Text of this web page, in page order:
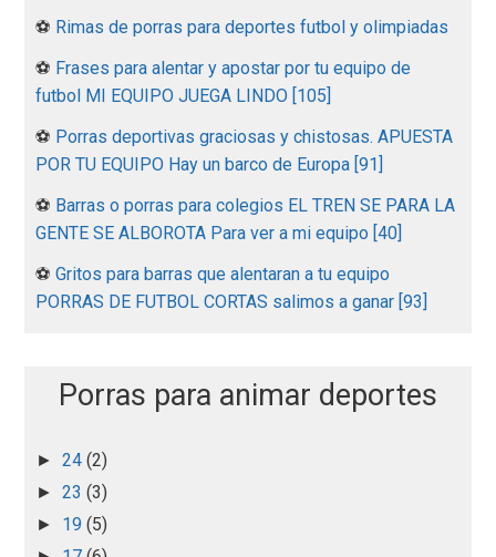
⚽ Rimas de porras para deportes futbol y olimpiadas
⚽ Frases para alentar y apostar por tu equipo de
futbol MI EQUIPO JUEGA LINDO [105]
⚽ Porras deportivas graciosas y chistosas. APUESTA
POR TU EQUIPO Hay un barco de Europa [91]
⚽ Barras o porras para colegios EL TREN SE PARA LA
GENTE SE ALBOROTA Para ver a mi equipo [40]
⚽Gritos para barras que alentaran a tu equipo
PORRAS DE FUTBOL CORTAS salimos a ganar [93]
Porras para animar deportes
►24(2)
►23(3)
► 19(5)